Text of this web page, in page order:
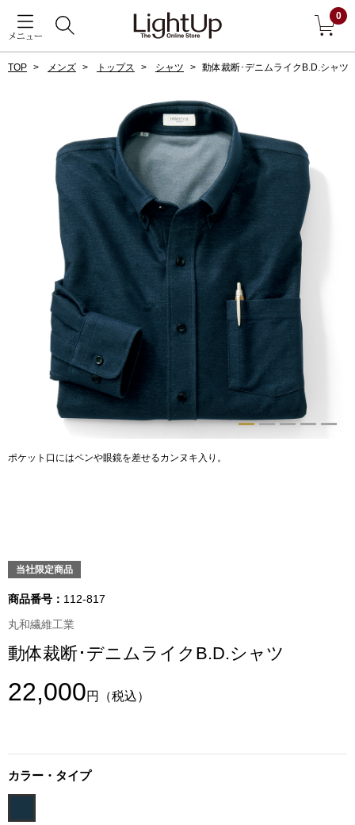
メニュー
0
すべて見る
ダーウェア
戻る
ジャケット
コート
ブルゾン
その他
トップス
Tシャツ／カッ
その他
TOP メンズ トップス シャツ 動体裁断･デニムライクB.D.シャツ
ポケット口にはペンや眼鏡を差せるカンヌキ入り。
当社限定商品
商品番号： 112-817
丸和繊維工業
動体裁断･デニムライクB.D.シャツ
22,000円 （税込）
カラー・タイプ